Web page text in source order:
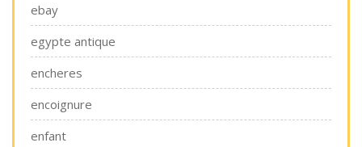
ebay
egypte antique
encheres
encoignure
enfant